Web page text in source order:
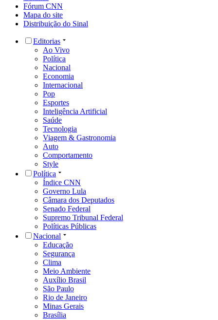
Fórum CNN
Mapa do site
Distribuição do Sinal
Editorias
Ao Vivo
Política
Nacional
Economia
Internacional
Pop
Esportes
Inteligência Artificial
Saúde
Tecnologia
Viagem & Gastronomia
Auto
Comportamento
Style
Política
Índice CNN
Governo Lula
Câmara dos Deputados
Senado Federal
Supremo Tribunal Federal
Políticas Públicas
Nacional
Educação
Segurança
Clima
Meio Ambiente
Auxílio Brasil
São Paulo
Rio de Janeiro
Minas Gerais
Brasília